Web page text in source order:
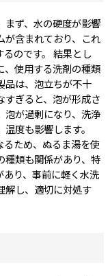
まず、水の硬度が影響
が含まれており、これ
のです。 結果とし
、使用する洗剤の種類
品は、泡立ちが不十
すぎると、泡が形成さ
泡が過剰になり、洗浄
度も影響します。
ため、ぬるま湯を使
種類も関係があり、特
り、事前に軽く水洗
解し、適切に対処す